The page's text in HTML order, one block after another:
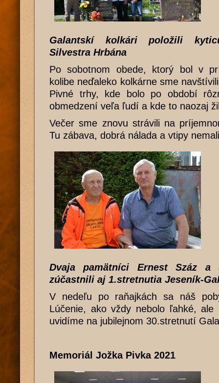
Galantskí kolkári položili
Silvestra Hrbána
Po sobotnom obede, ktorý bol v
kolibe neďaleko kolkárne sme
Pivné trhy, kde bolo po období
obmedzení veľa ľudí a kde to naozaj
Večer sme znovu strávili na
Tu zábava, dobrá nálada a vtipy
Dvaja pamätníci Ernest Száz a
zúčastnili aj 1.stretnutia Jeseník-
V nedeľu po raňajkách sa náš
Lúčenie, ako vždy nebolo ľahké,
uvidíme na jubilejnom 30.stretnutí
Memoriál Jožka Pivka 2021